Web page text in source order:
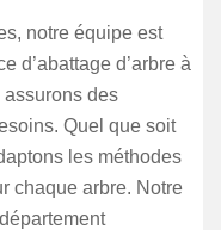
notre équipe est
d’abattage d’arbre à
assurons des
Quel que soit
les méthodes
chaque arbre. Notre